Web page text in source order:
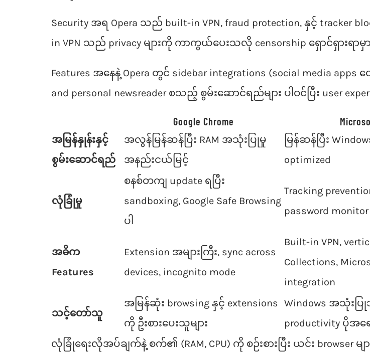
Security အရ Opera သည် built-in VPN, fraud protection, နှင့်
in VPN သည် privacy များကို ကာကွယ်ပေးသလို censorship ရှောင်ရှား
Features အနေနဲ့ Opera တွင် sidebar integrations (social media
and personal newsreader စသည့် စွမ်းဆောင်ရည်များ ပါဝင်ပြီး user
Google Chrome
အမြန်နှုန်းနှင့်
စွမ်းဆောင်ရည်
အလွန်မြန်ဆန်ပြီး RAM အသုံးပြုမှု
အနည်းငယ်မြင့်
မြန်ဆန်ပြီး
optimized
လုံခြုံမှု
စနစ်တကျ update ရပြီး
sandboxing, Google Safe Browsing
ပါ
Tracking
password monitor
အဓိက
Features
Extension အများကြီး, sync across
devices, incognito mode
Built-in VPN,
Collections,
integration
သင့်တော်သူ
အမြန်ဆုံး browsing နှင့် extensions
ကို ဦးစားပေးသူများ
Windows အသုံးပြု
productivity ပိုအရ
လုံခြုံရေးလိုအပ်ချက်နဲ့ စက်၏ (RAM, CPU) ကို စဉ်းစားပြီး ယင်း